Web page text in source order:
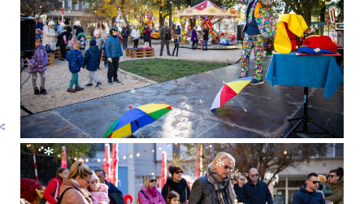
*
*
*
**
*
*